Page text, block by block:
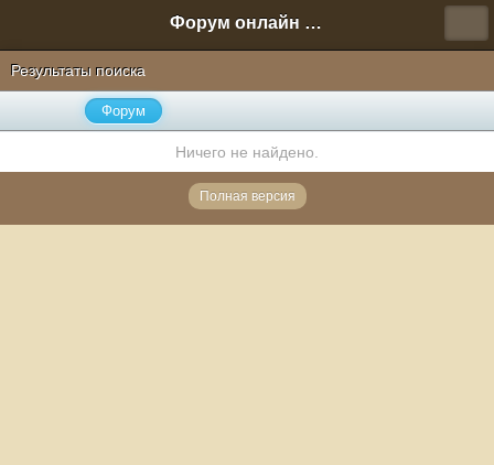
Форум онлайн игры "Новая Эра" (Нюра Биз)
Результаты поиска
Форум
Ничего не найдено.
Полная версия